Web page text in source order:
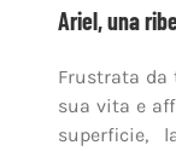
Ariel, una
Frustrata da
sua vita e
superficie,